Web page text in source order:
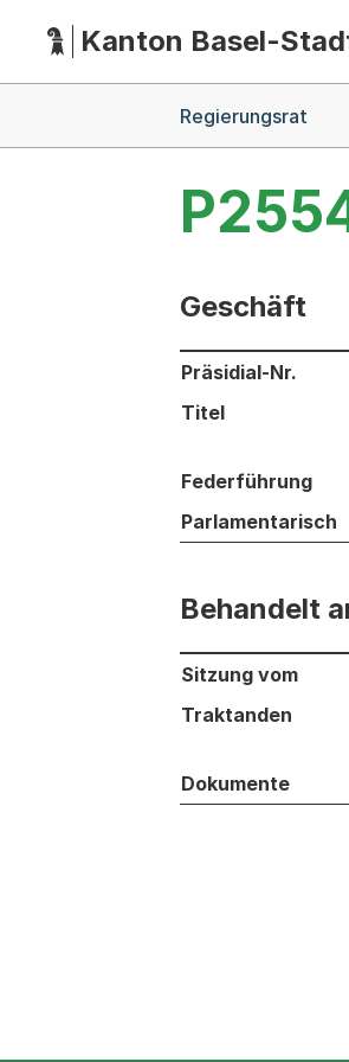
HauptnavigationKanton Basel-
Regierungsrat
Geschäft
Informationen
Präsidial-Nr.
Titel
Federführung
Parlamentarisch
Behandelt
Behandelt an
Sitzung vom
Traktanden
Dokumente